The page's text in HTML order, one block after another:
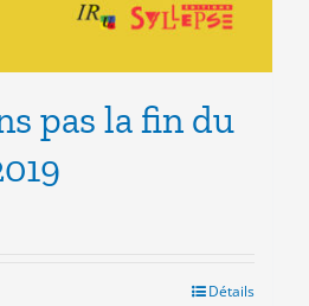
pas la fin du
Détails